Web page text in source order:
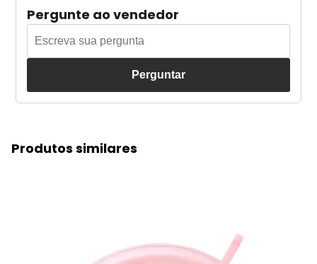
Pergunte ao vendedor
Perguntar
Produtos similares